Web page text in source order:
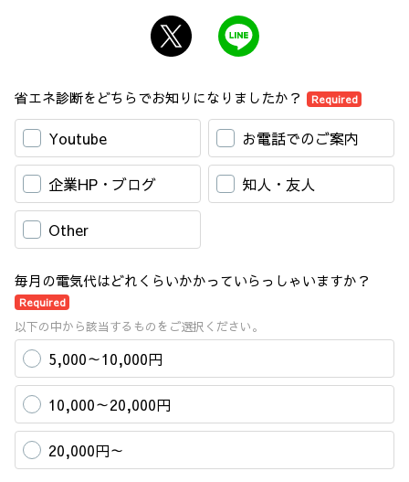
省エネ診断をどちらでお知りになりましたか？ Required
Youtube お電話でのご案内
企業HP・ブログ 知人・友人
Other
毎月の電気代はどれくらいかかっていらっしゃいますか？
Required
以下の中から該当するものをご選択ください。
5,000～10,000円
10,000～20,000円
20,000円～